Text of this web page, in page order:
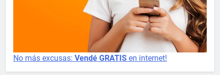
No más excusas: Vendé GRATIS en internet!